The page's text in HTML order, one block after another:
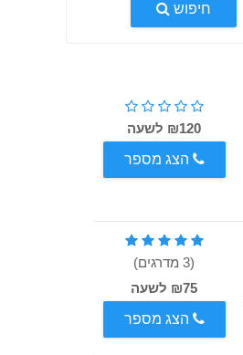
חיפוש
₪120 לשעה
הצג מספר
(3 מדרגים)
₪75 לשעה
הצג מספר